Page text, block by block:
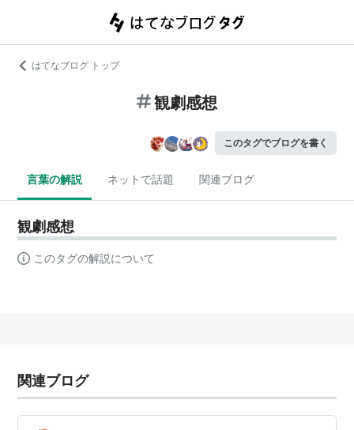
はてなブログ トップ
観劇感想
このタグでブログを書く
言葉の解説 ネットで話題 関連ブログ
観劇感想
このタグの解説について
関連ブログ